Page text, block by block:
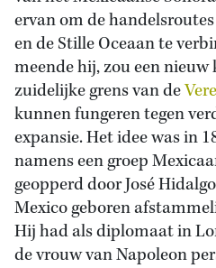
ervan om de
en de Stille Oceaan te
meende hij, zou een
zuidelijke grens van de
kunnen fungeren tegen
expansie. Het idee was in
namens een groep
geopperd door José
Mexico geboren
Hij had als diplomaat in
de vrouw van Napoleon